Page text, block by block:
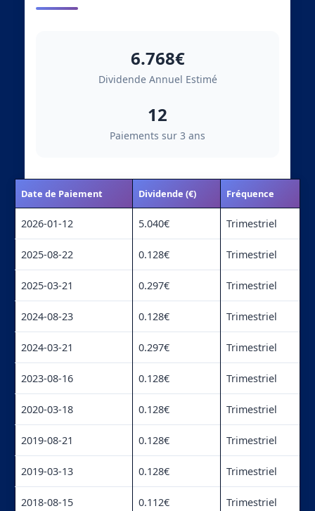
6.768€
Dividende Annuel Estimé
12
Paiements sur 3 ans
Date de Paiement Dividende (€) Fréquence
2026-01-12 5.040€ Trimestriel
2025-08-22 0.128€ Trimestriel
2025-03-21 0.297€ Trimestriel
2024-08-23 0.128€ Trimestriel
2024-03-21 0.297€ Trimestriel
2023-08-16 0.128€ Trimestriel
2020-03-18 0.128€ Trimestriel
2019-08-21 0.128€ Trimestriel
2019-03-13 0.128€ Trimestriel
2018-08-15 0.112€ Trimestriel